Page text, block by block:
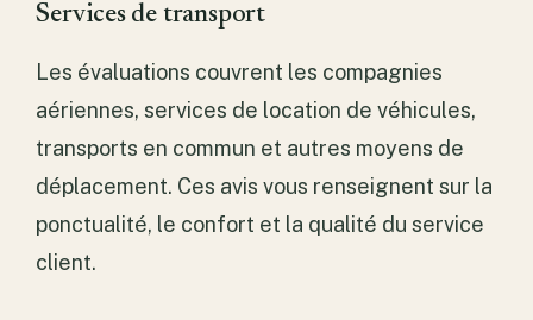
Services de transport
Les évaluations couvrent les compagnies
aériennes, services de location de véhicules,
transports en commun et autres moyens de
déplacement. Ces avis vous renseignent sur la
ponctualité, le confort et la qualité du service
client.